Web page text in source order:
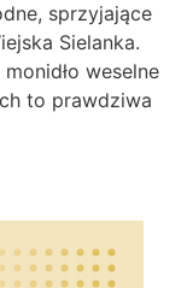
sprzyjające
Sielanka.
weselne
to prawdziwa